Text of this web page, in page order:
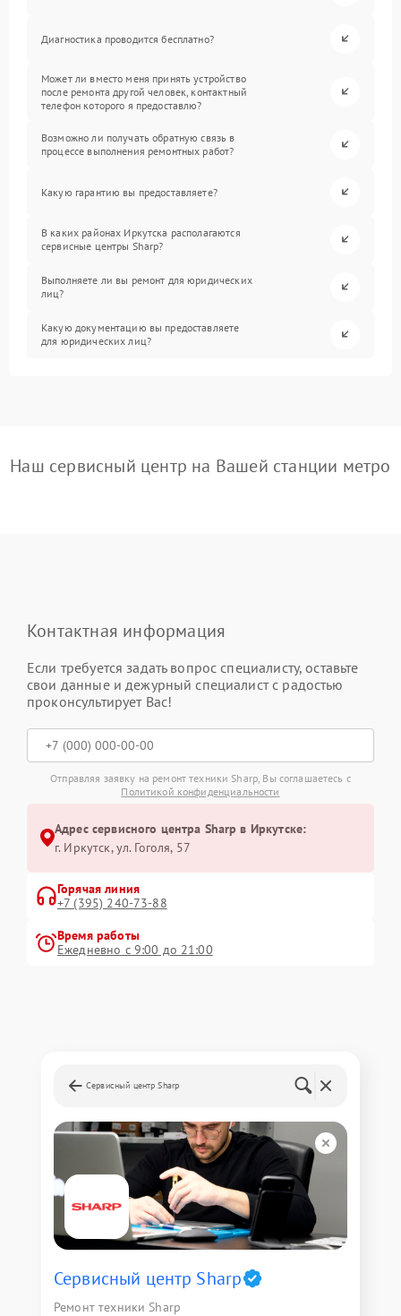
Диагностика проводится бесплатно?
Может ли вместо меня принять устройство
после ремонта другой человек, контактный
телефон которого я предоставлю?
Возможно ли получать обратную связь в
процессе выполнения ремонтных работ?
Какую гарантию вы предоставляете?
В каких районах Иркутска располагаются
сервисные центры Sharp?
Выполняете ли вы ремонт для юридических
лиц?
Какую документацию вы предоставляете
для юридических лиц?
Наш сервисный центр на Вашей станции метро
Контактная информация
Если требуется задать вопрос специалисту, оставьте
свои данные и дежурный специалист с радостью
проконсультирует Вас!
Отправляя заявку на ремонт техники Sharp, Вы соглашаетесь с
Политикой конфиденциальности
Адрес сервисного центра Sharp в Иркутске:
г. Иркутск, ул. ​Гоголя, 57
Горячая линия
+7 (395) 240-73-88
Время работы
Ежедневно с 9:00 до 21:00
Сервисный центр Sharp
Сервисный центр Sharp
Ремонт техники Sharp